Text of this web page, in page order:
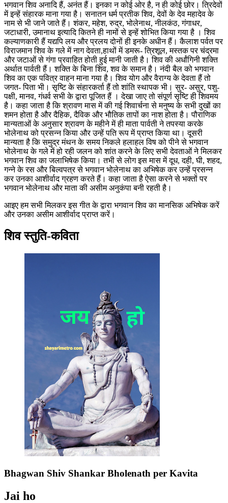
भगवान शिव अनादि हैं, अनंत हैं। इनका न कोई ओर है, न ही कोई छोर। त्रिदेवों
में इन्हें संहारक माना गया है। सनातन धर्म प्रतीक शिव, देवों के देव महादेव के
नाम से भी जाने जाते हैं। शंकर, महेश, रुद्र, भोलेनाथ, नीलकंठ, गंगाधर,
जटाधारी, उमानाथ इत्यादि कितने ही नामों से इन्हें शोभित किया गया है । शिव
कल्याणकारी हैं यद्यपि लय और प्रलय दोनों ही इनके अधीन हैं। कैलाश पर्वत पर
विराजमान शिव के गले में नाग देवता,हाथों में डमरू- त्रिशूल, मस्तक पर चंद्रमा
और जटाओं से गंगा प्रवाहित होती हुई मानी जाती है। शिव की अर्धांगिनी शक्ति
अर्थात पार्वती हैं। शक्ति के बिना शिव, शव के समान है। नंदी बैल को भगवान
शिव का एक पवित्र वाहन माना गया है। शिव योग और वैराग्य के देवता हैं तो
जगत- पिता भी। सृष्टि के संहारकर्ता हैं तो शांति स्थापक भी। सुर- असुर, पशु-
पक्षी, मानव, गंधर्व सभी के द्वारा पूजित हैं । देखा जाए तो संपूर्ण सृष्टि ही शिवमय
है। कहा जाता है कि श्रावण मास में की गई शिवार्चना से मनुष्य के सभी दुखों का
शमन होता है और दैहिक, दैविक और भौतिक तापों का नाश होता है। पौराणिक
मान्यताओं के अनुसार श्रावण के महीने में ही माता पार्वती ने तपस्या करके
भोलेनाथ को प्रसन्न किया और उन्हें पति रूप में प्राप्त किया था। दूसरी
मान्यता है कि समुद्र मंथन के समय निकले हलाहल विष को पीने से भगवान
भोलेनाथ के गले में हो रही जलन को शांत करने के लिए सभी देवताओं ने मिलकर
भगवान शिव का जलाभिषेक किया। तभी से लोग इस मास में दूध, दही, घी, शहद,
गन्ने के रस और बिल्वपत्र से भगवान भोलेनाथ का अभिषेक कर उन्हें प्रसन्न
कर उनका आशीर्वाद ग्रहण करते हैं। कहा जाता है ऐसा करने से भक्तों पर
भगवान भोलेनाथ और माता की असीम अनुकंपा बनी रहती है।
आइए हम सभी मिलकर इस गीत के द्वारा भगवान शिव का मानसिक अभिषेक करें
और उनका असीम आशीर्वाद प्राप्त करें।
शिव स्तुति-कविता
Bhagwan Shiv Shankar Bholenath per Kavita
Jai ho